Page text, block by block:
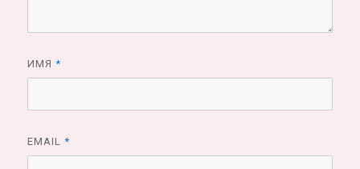
ИМЯ*
EMAIL*